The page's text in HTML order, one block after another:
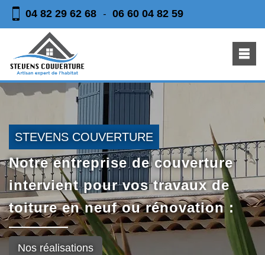
04 82 29 62 68 - 06 60 04 82 59
STEVENS COUVERTURE
Notre entreprise de couverture
intervient pour vos travaux de
toiture en neuf ou rénovation :
Nos réalisations